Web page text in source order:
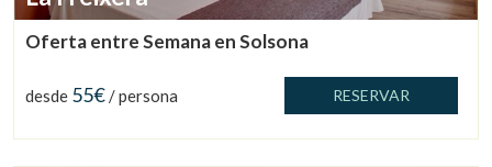
Oferta entre Semana en Solsona
desde 55€/ persona RESERVAR